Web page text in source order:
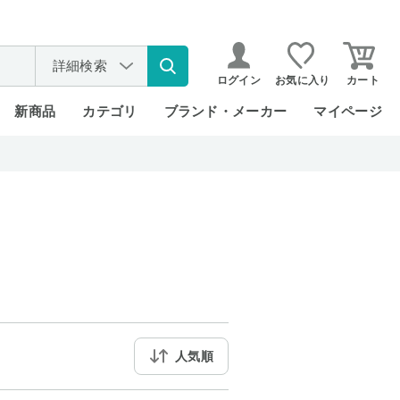
詳細検索
ログイン お気に入り カート
新商品 カテゴリ ブランド・メーカー マイページ
人気順